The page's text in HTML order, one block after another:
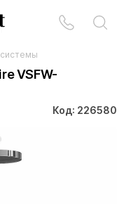
VSFW-
Код: 226580